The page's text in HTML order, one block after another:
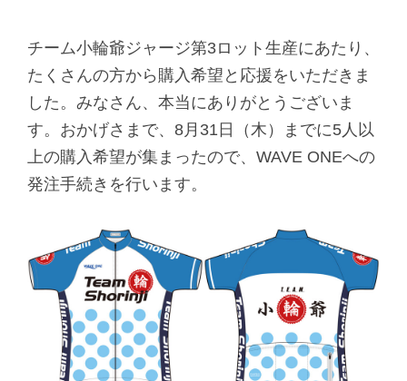
チーム小輪爺ジャージ第3ロット生産にあたり、
たくさんの方から購入希望と応援をいただきま
した。みなさん、本当にありがとうございま
す。おかげさまで、8月31日（木）までに5人以
上の購入希望が集まったので、WAVE ONEへの
発注手続きを行います。